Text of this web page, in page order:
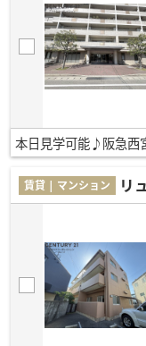
本日見学可能♪阪急西
賃貸 | マンション リ